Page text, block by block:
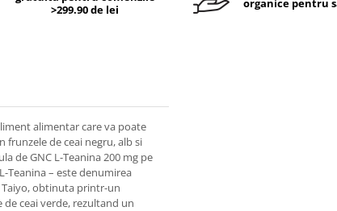
>299.90 de lei
organice pentru
alimentar care va poate
frunzele de ceai negru, alb si
de GNC L-Teanina 200 mg pe
Teanina – este denumirea
obtinuta printr-un
ceai verde, rezultand un